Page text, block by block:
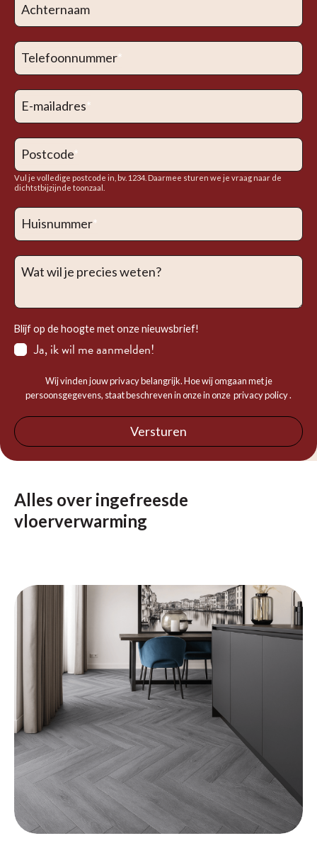
Achternaam
Telefoonnummer*
E-mailadres*
Postcode*
Vul je volledige postcode in, bv. 1234. Daarmee sturen we je vraag naar de
dichtstbijzijnde toonzaal.
Huisnummer*
Wat wil je precies weten?
Blijf op de hoogte met onze nieuwsbrief!
Ja, ik wil me aanmelden!
Wij vinden jouw privacy belangrijk. Hoe wij omgaan met je
persoonsgegevens, staat beschreven in onze in onze privacy policy.
Versturen
Alles over ingefreesde
vloerverwarming